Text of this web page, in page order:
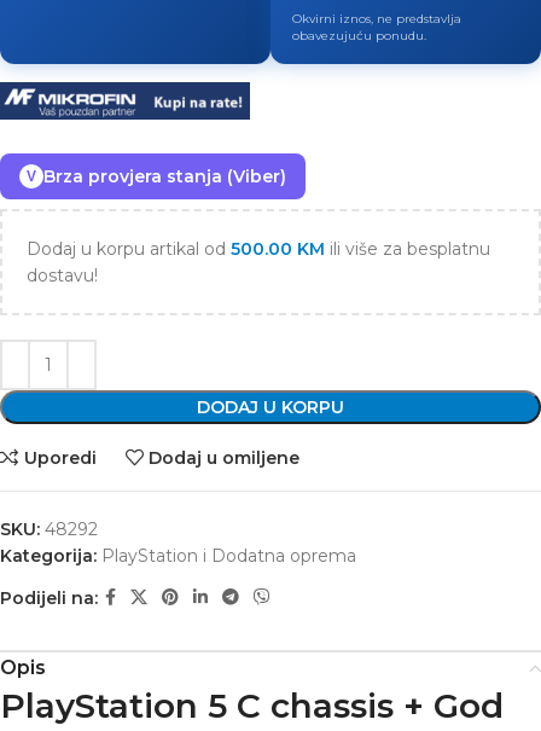
Okvirni iznos, ne predstavlja
obavezujuću ponudu.
V Brza provjera stanja (Viber)
Dodaj u korpu artikal od 500.00 KM ili više za besplatnu
dostavu!
DODAJ U KORPU
Uporedi Dodaj u omiljene
SKU: 48292
Kategorija: PlayStation i Dodatna oprema
Podijeli na:
Opis
PlayStation 5 C chassis + God